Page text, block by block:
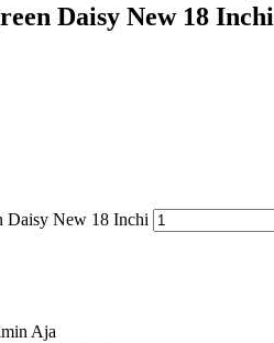
Daisy New 18 Inchi
Daisy New 18 Inchi
Aja